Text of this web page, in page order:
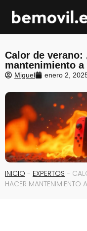
INICIO - EXPERTOS -
HACER MANTENIMIENTO
Calor de verano:
mantenimiento
Miguel enero 2,